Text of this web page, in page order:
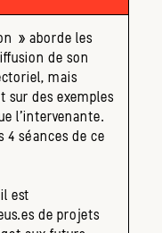
» aborde les
de son
mais
sur des exemples
l’intervenante.
4 séances de ce
est
de projets